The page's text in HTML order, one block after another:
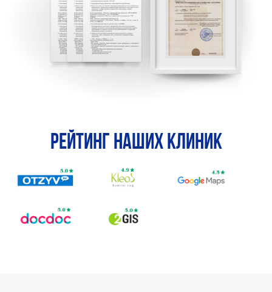
Рейтинг наших клиник